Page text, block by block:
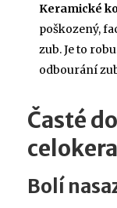
Keramické
poškozený,
zub. Je to
odbourání
Časté
Bolí